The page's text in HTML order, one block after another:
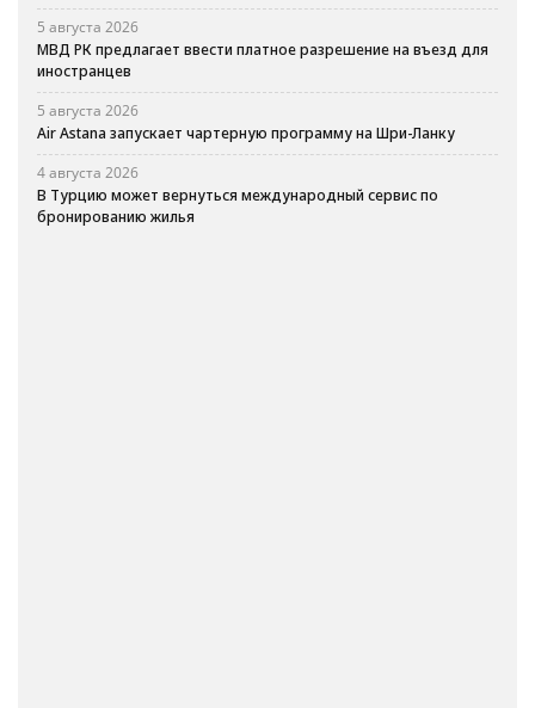
5 августа 2026
МВД РК предлагает ввести платное разрешение на въезд для
иностранцев
5 августа 2026
Air Astana запускает чартерную программу на Шри-Ланку
4 августа 2026
В Турцию может вернуться международный сервис по
бронированию жилья